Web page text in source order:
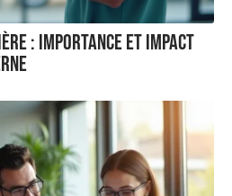
: importance et impact